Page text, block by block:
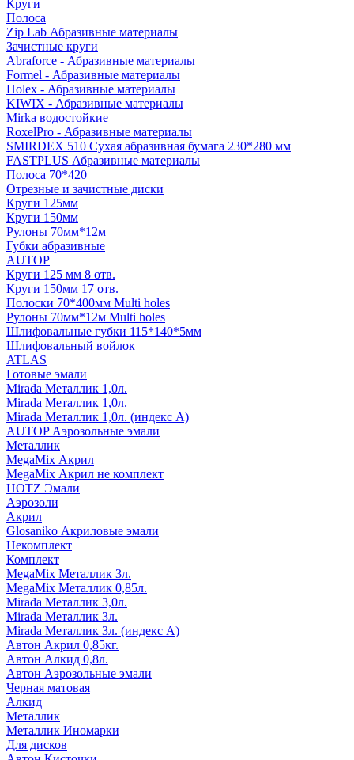
Круги
Полоса
Zip Lab Абразивные материалы
Зачистные круги
Abraforce - Абразивные материалы
Formel - Абразивные материалы
Holex - Абразивные материалы
KIWIX - Абразивные материалы
Mirka водостойкие
RoxelPro - Абразивные материалы
SMIRDEX 510 Сухая абразивная бумага 230*280 мм
FASTPLUS Абразивные материалы
Полоса 70*420
Отрезные и зачистные диски
Круги 125мм
Круги 150мм
Рулоны 70мм*12м
Губки абразивные
AUTOP
Круги 125 мм 8 отв.
Круги 150мм 17 отв.
Полоски 70*400мм Multi holes
Рулоны 70мм*12м Multi holes
Шлифовальные губки 115*140*5мм
Шлифовальный войлок
ATLAS
Готовые эмали
Mirada Металлик 1,0л.
Mirada Металлик 1,0л.
Mirada Металлик 1,0л. (индекс А)
AUTOP Аэрозольные эмали
Металлик
MegaMix Акрил
MegaMix Акрил не комплект
HOTZ Эмали
Аэрозоли
Акрил
Glosaniko Акриловые эмали
Некомплект
Комплект
MegaMix Металлик 3л.
MegaMix Металлик 0,85л.
Mirada Металлик 3,0л.
Mirada Металлик 3л.
Mirada Металлик 3л. (индекс А)
Автон Акрил 0,85кг.
Автон Алкид 0,8л.
Автон Аэрозольные эмали
Черная матовая
Алкид
Металлик
Металлик Иномарки
Для дисков